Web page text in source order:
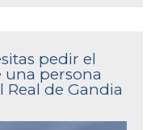
pedir el
persona
Real de Gandia